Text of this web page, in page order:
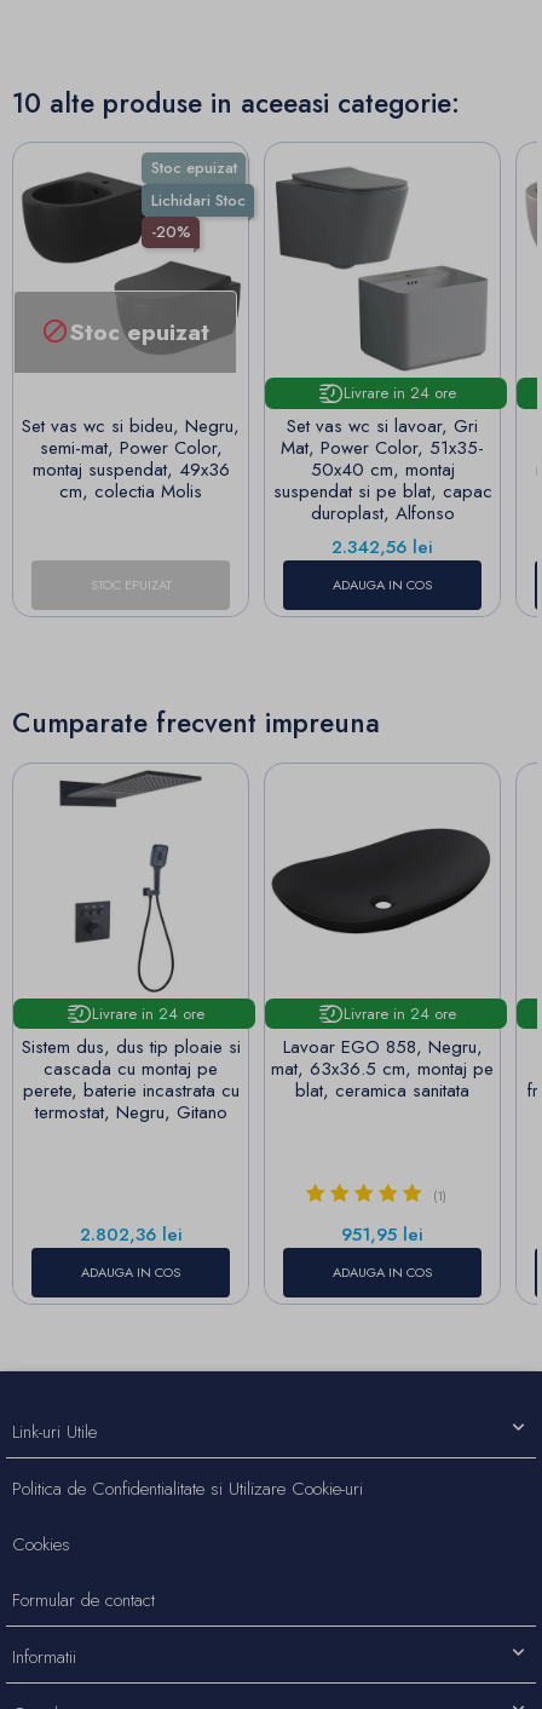
10 alte produse in aceeasi categorie:
Stoc epuizat
Lichidari Stoc
-20%
Stoc epuizat
Set vas wc si bideu, Negru,
semi-mat, Power Color,
montaj suspendat, 49x36
cm, colectia Molis
STOC EPUIZAT
Livrare in 24 ore
Set vas wc si lavoar, Gri
Mat, Power Color, 51x35-
50x40 cm, montaj
suspendat si pe blat, capac
duroplast, Alfonso
Pret
2.342,56 lei
ADAUGA IN COS
Cumparate frecvent impreuna
Livrare in 24 ore
Sistem dus, dus tip ploaie si
cascada cu montaj pe
perete, baterie incastrata cu
termostat, Negru, Gitano
Pret
2.802,36 lei
ADAUGA IN COS
Livrare in 24 ore
Lavoar EGO 858, Negru,
mat, 63x36.5 cm, montaj pe
blat, ceramica sanitata
(1)
Pret
951,95 lei
ADAUGA IN COS
Link-uri Utile
Politica de Confidentialitate si Utilizare Cookie-uri
Cookies
Formular de contact
Informatii